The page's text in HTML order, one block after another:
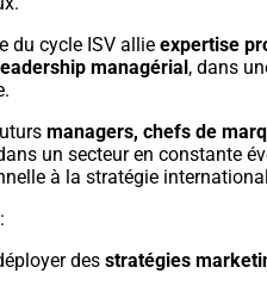
du cycle ISV allie expertise
leadership managérial , dans
managers, chefs de
un secteur en constante
à la stratégie
des stratégies